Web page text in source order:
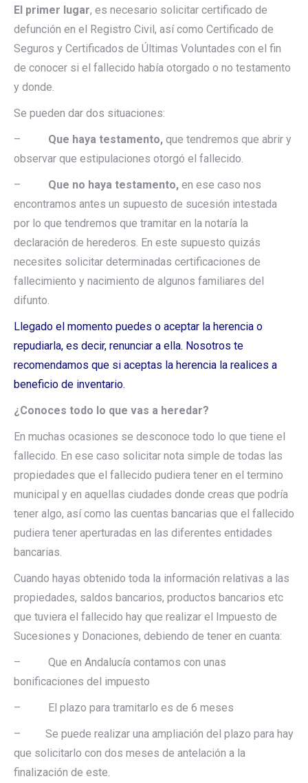
El primer lugar, es necesario solicitar certificado de
defunción en el Registro Civil, así como Certificado de
Seguros y Certificados de Últimas Voluntades con el fin
de conocer si el fallecido había otorgado o no testamento
y donde.
Se pueden dar dos situaciones:
–
Que haya testamento, que tendremos que abrir y
observar que estipulaciones otorgó el fallecido.
–
Que no haya testamento, en ese caso nos
encontramos antes un supuesto de sucesión intestada
por lo que tendremos que tramitar en la notaría la
declaración de herederos. En este supuesto quizás
necesites solicitar determinadas certificaciones de
fallecimiento y nacimiento de algunos familiares del
difunto.
Llegado el momento puedes o aceptar la herencia o
repudiarla, es decir, renunciar a ella. Nosotros te
recomendamos que si aceptas la herencia la realices a
beneficio de inventario.
¿Conoces todo lo que vas a heredar?
En muchas ocasiones se desconoce todo lo que tiene el
fallecido. En ese caso solicitar nota simple de todas las
propiedades que el fallecido pudiera tener en el termino
municipal y en aquellas ciudades donde creas que podría
tener algo, así como las cuentas bancarias que el fallecido
pudiera tener aperturadas en las diferentes entidades
bancarias.
Cuando hayas obtenido toda la información relativas a las
propiedades, saldos bancarios, productos bancarios etc
que tuviera el fallecido hay que realizar el Impuesto de
Sucesiones y Donaciones, debiendo de tener en cuanta:
– Que en Andalucía contamos con unas
bonificaciones del impuesto
– El plazo para tramitarlo es de 6 meses
– Se puede realizar una ampliación del plazo para hay
que solicitarlo con dos meses de antelación a la
finalización de este.